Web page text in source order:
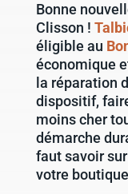
Bonne
Clisson !
éligible au
économique
la réparation
dispositif,
moins cher
démarche
faut savoir
votre